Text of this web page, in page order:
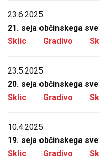
23.6.2025
21. seja občinskega
Sklic
Gradivo
23.5.2025
20. seja občinskega
Sklic
Gradivo
10.4.2025
19. seja občinskega
Sklic
Gradivo